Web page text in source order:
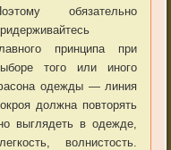
обязательно
принципа при
того или иного
одежды — линия
должна повторять
выглядеть в одежде,
волнистость.